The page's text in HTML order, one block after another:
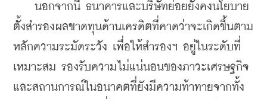
นอกจากนี้ ธนาคารและบริษัทย่อยยังคงนโยบาย
ตั้งสำรองผลขาดทุนด้านเครดิตที่คาดว่าจะเกิดขึ้นตาม
หลักความระมัดระวัง เพื่อให้สำรองฯ อยู่ในระดับที่
เหมาะสม รองรับความไม่แน่นอนของภาวะเศรษฐกิจ
และสถานการณ์ในอนาคตที่ยังมีความท้าทายจากทั้ง